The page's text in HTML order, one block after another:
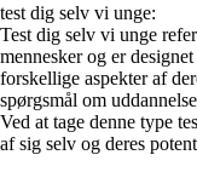
test dig selv vi unge:
Test dig selv vi unge
mennesker og er
forskellige aspekter af
spørgsmål om
Ved at tage denne type
af sig selv og deres